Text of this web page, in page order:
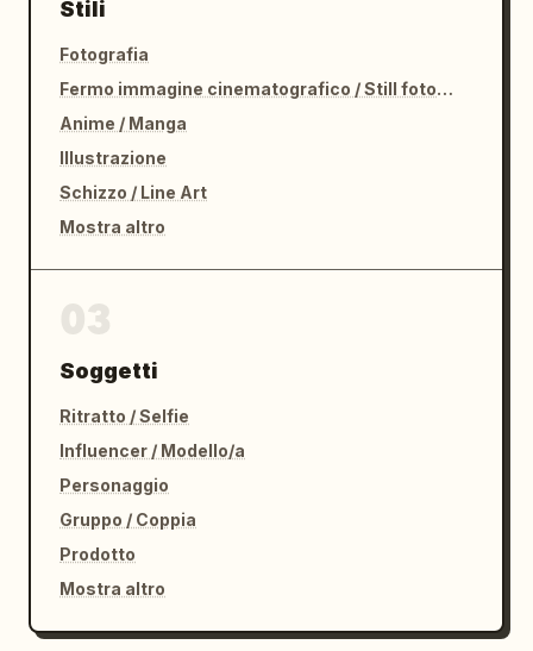
Stili
Fotografia
Fermo immagine cinematografico / Still fotografico
Anime / Manga
Illustrazione
Schizzo / Line Art
Mostra altro
Soggetti
Ritratto / Selfie
Influencer / Modello/a
Personaggio
Gruppo / Coppia
Prodotto
Mostra altro